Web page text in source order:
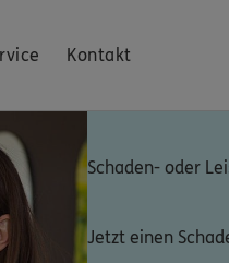
Kontakt
Schaden- oder
Jetzt einen